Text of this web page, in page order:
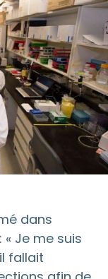
dans
« Je me suis
fallait